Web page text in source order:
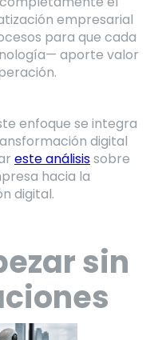
empresarial
para que cada
aporte valor
enfoque se integra
digital
este análisissobre
hacia la
digital.
sin